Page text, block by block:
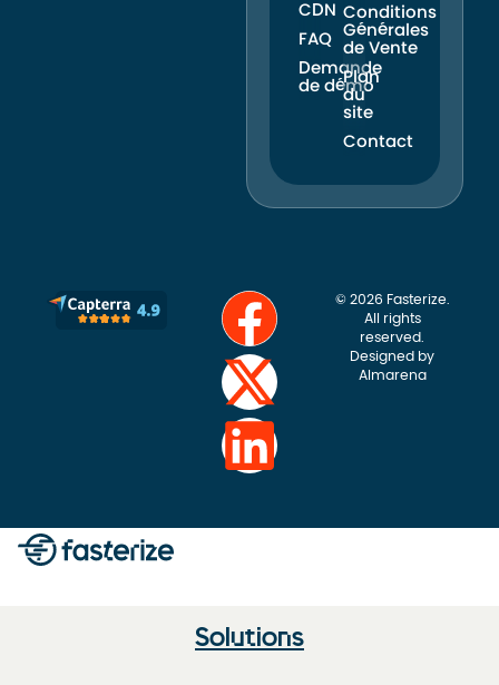
CDN
FAQ
Demande
de démo
Conditions
Générales
de Vente
Plan
du
site
Contact
© 2026 Fasterize.
All rights
reserved.
Designed by
Almarena
Solutions